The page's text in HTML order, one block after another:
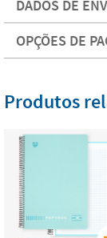
DADOS DE
OPÇÕES DE
Produtos